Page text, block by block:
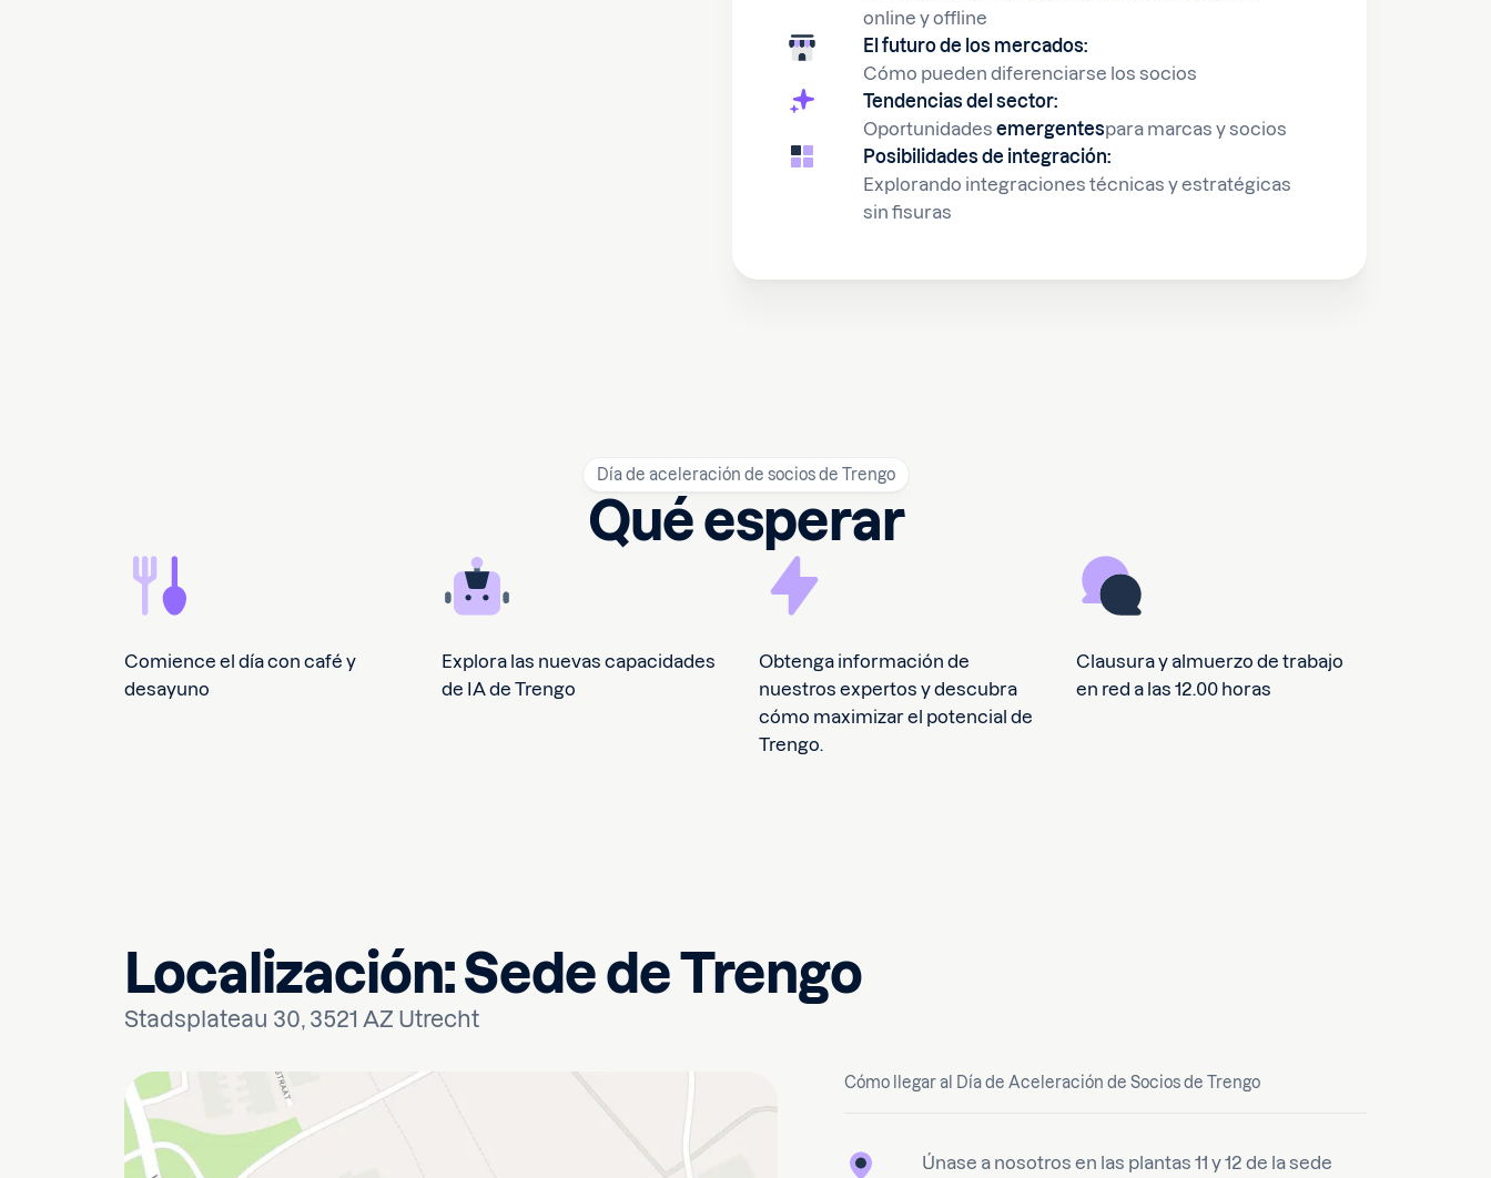
online y offline
El futuro de los mercados:
Cómo pueden diferenciarse los socios
Tendencias del sector:
‍Oportunidadesemergentespara marcas y socios
Posibilidades de integración:
Explorando integraciones técnicas y estratégicas
sin fisuras
Día de aceleración de socios de Trengo
Qué esperar
Comience el día con café y
desayuno
Explora las nuevas capacidades
de IA de Trengo
Obtenga información de
nuestros expertos y descubra
cómo maximizar el potencial de
Trengo.
Clausura y almuerzo de trabajo
en red a las 12.00 horas
Localización: Sede de Trengo
Stadsplateau 30, 3521 AZ Utrecht
Cómo llegar al Día de Aceleración de Socios de Trengo
Únase a nosotros en las plantas 11 y 12 de la sede